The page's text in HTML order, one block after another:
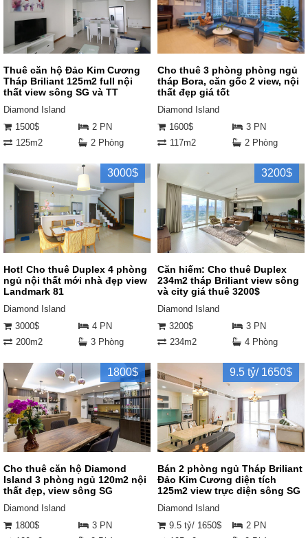
Thuê căn hộ Đảo Kim Cương
Tháp Briliant 125m2 full nội
thất view sông SG và TT
Diamond Island
1500$
2 PN
125m2
2 Phòng
Cho thuê 3 phòng phòng ngủ
tháp Bora, căn gốc 2 view, nội
thất đẹp giá tốt
Diamond Island
1600$
3 PN
117m2
2 Phòng
3000$
Hot! Cho thuê Duplex 4 phòng
ngủ nội thất mới nhà đẹp view
Landmark 81
Diamond Island
3000$
4 PN
200m2
3 Phòng
3200$
Căn hiếm: Cho thuê Duplex
234m2 tháp Briliant view sông
và city giá thuê 3200$
Diamond Island
3200$
3 PN
234m2
4 Phòng
1800$
Cho thuê căn hộ Diamond
Island 3 phòng ngủ 120m2 nội
thất đẹp, view sông SG
Diamond Island
1800$
3 PN
9.5 tỷ/ 1650$
Bán 2 phòng ngủ Tháp Briliant
Đảo Kim Cương diện tích
125m2 view trực diện sông SG
Diamond Island
9.5 tỷ/ 1650$
2 PN